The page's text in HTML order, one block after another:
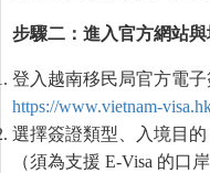
步驟二：進入官方網站與
登入越南移民局官方電
https://www.vietnam-
選擇簽證類型、入境目的
（須為支援 E-Visa 的口岸